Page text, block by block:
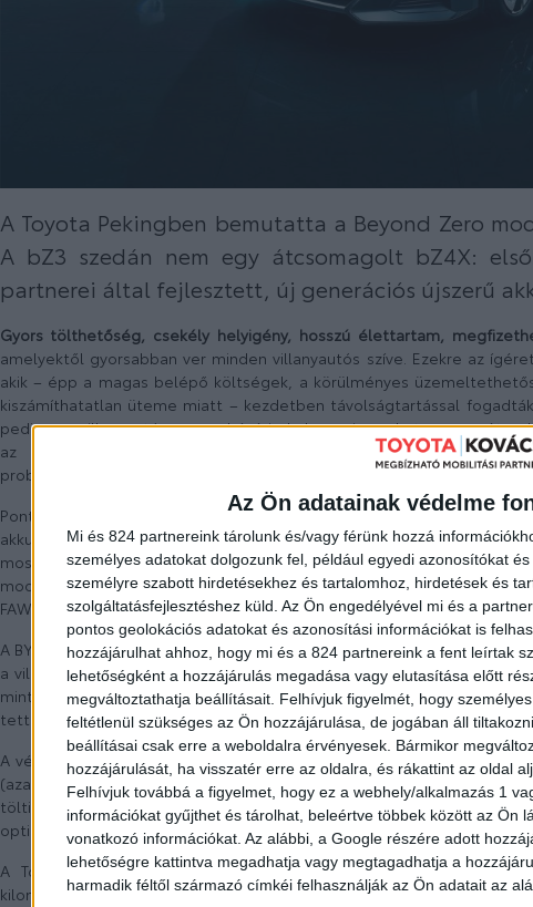
Az Ön adatainak védelme
Mi és 824 partnereink tárolunk és/vagy férünk hozzá
személyes adatokat dolgozunk fel, például egyedi azonosítókat
személyre szabott hirdetésekhez és tartalomhoz, hirdetések és
szolgáltatásfejlesztéshez küld. Az Ön engedélyével mi és a
pontos geolokációs adatokat és azonosítási információkat is
hozzájárulhat ahhoz, hogy mi és a 824 partnereink a fent leírtak
lehetőségként a hozzájárulás megadása vagy elutasítása előtt
megváltoztathatja beállításait. Felhívjuk figyelmét, hogy
feltétlenül szükséges az Ön hozzájárulása, de jogában áll
beállításai csak erre a weboldalra érvényesek. Bármikor
hozzájárulását, ha visszatér erre az oldalra, és rákattint az oldal
Felhívjuk továbbá a figyelmet, hogy ez a webhely/alkalmazás 1
információkat gyűjthet és tárolhat, beleértve többek között az Ön
vonatkozó információkat. Az alábbi, a Google részére adott
lehetőségre kattintva megadhatja vagy megtagadhatja a
harmadik féltől származó címkéi felhasználják az Ön adatait az
A Toyota Pekingben bemutatta a Beyond Zero
A bZ3 szedán nem egy átcsomagolt bZ4X:
partnerei által fejlesztett, új generációs újszerű
Gyors tölthetőség, csekély helyigény, hosszú élettartam,
amelyektől gyorsabban ver minden villanyautós szíve. Ezekre az
akik – épp a magas belépő költségek, a körülményes
kiszámíthatatlan üteme miatt – kezdetben távolságtartással
pedig egy villanyautó nem csak ígéri, de hozza is ezeket a
az elektromos mobilitás világát, és az egész iparág
problémamentesen használható, praktikus elektromos járművek terén.
Pontosan ilyen gépkocsik megvalósításának a célja hívta életre
akkumulátorspecialista Byd által alapított vegyesvállalatot, a BYD
most leleplezte a korábban már beharangozott bZ3
modellcsalád második tagját a Toyota egy másik vegyesvállalata, a
FAW Toyota Motor Co. Ltd. fogja gyártani és forgalmazni.
A BYD akkumulátorkompetenciája nagyjából odáig nyúlik vissza,
a világ első sorozatgyártású full hibrid személyautóját, az első
mint fél évszázados tapasztalattal és tudással rendelkezik a
tette, hogy első közös termékük, a Toyota bZ3 egy előremutató
A vékony lítium vasfoszfát (LFP) katóddal szerelt (LFP) lítium-ion
(azaz egységnyi alapterületen nagyobb kapacitás érhető el),
töltik őket (a hagyományos lítium-ion polimer
optimálisnak a hozzáértők.)
A Toyota bZ3 esetében mindez parádés értékeket
kilométert, az élettartam pedig messze meghalad mindent, ami ma